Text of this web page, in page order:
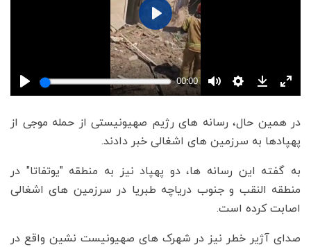
در همین حال، رسانه های رژیم صهیونیستی از حمله موجی از
پهپادها به سرزمین های اشغالی خبر دادند.
به گفته این رسانه ها، دو پهپاد نیز به منطقه "یوتفاتا" در
منطقه النقب و جنوب دریاچه طبریا در سرزمین های اشغالی
اصابت کرده است.
صدای آژیر خطر نیز در شهرک های صهیونیست نشین واقع در